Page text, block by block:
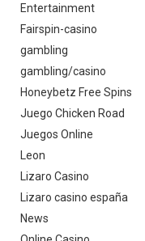
Entertainment
Fairspin-casino
gambling
gambling/casino
Honeybetz Free Spins
Juego Chicken Road
Juegos Online
Leon
Lizaro Casino
Lizaro casino españa
News